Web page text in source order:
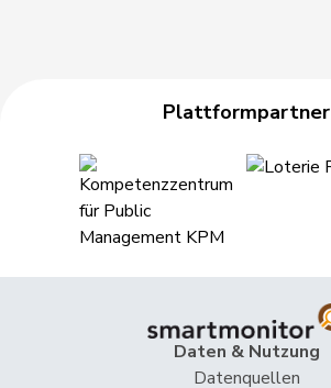
Plattformpartner
Daten & Nutzung
Datenquellen